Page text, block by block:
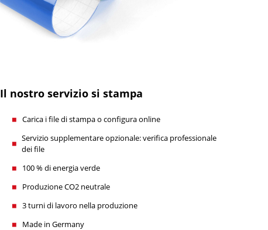
Il nostro servizio si stampa
Carica i file di stampa o configura online
Servizio supplementare opzionale: verifica professionale
dei file
100 % di energia verde
Produzione CO2 neutrale
3 turni di lavoro nella produzione
Made in Germany